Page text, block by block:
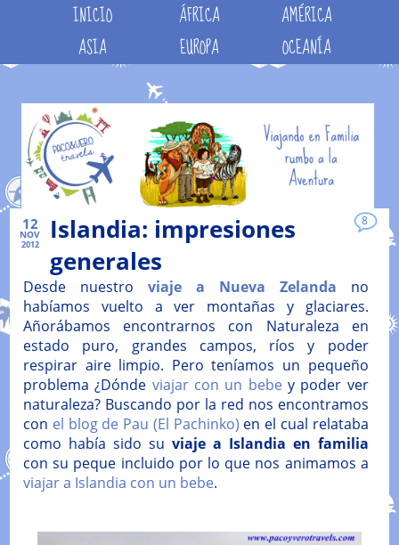
INICIO ÁFRICA
AMÉRICA
ASIA
EUROPA OCEANÍA
12
NOV
2012
8
Islandia: impresiones
generales
Desde nuestro viaje a Nueva Zelanda no
habíamos vuelto a ver montañas y glaciares.
Añorábamos encontrarnos con Naturaleza en
estado puro, grandes campos, ríos y poder
respirar aire limpio. Pero teníamos un pequeño
problema ¿Dónde viajar con un bebey poder ver
naturaleza? Buscando por la red nos encontramos
con el blog de Pau (El Pachinko) en el cual relataba
como había sido su viaje a Islandia en familia
con su peque incluido por lo que nos animamos a
viajar a Islandia con un bebe.